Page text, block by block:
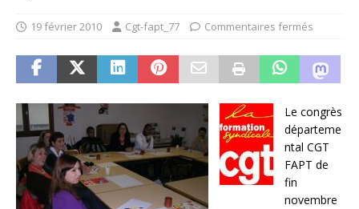
19 février 2010 Cgt-fapt_77 Commentaires fermés
Le congrès
départeme
ntal CGT
FAPT de
fin
novembre